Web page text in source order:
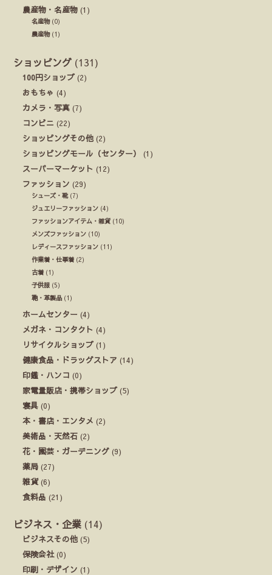
農産物・名産物 (1)
名産物(0)
農産物(1)
ショッピング (131)
100円ショップ (2)
おもちゃ (4)
カメラ・写真 (7)
コンビニ (22)
ショッピングその他 (2)
ショッピングモール（センター）
(1)
スーパーマーケット (12)
ファッション (29)
シューズ・靴(7)
ジュエリーファッション (4)
ファッションアイテム・雑貨 (10)
メンズファッション (10)
レディースファッション (11)
作業着・仕事着 (2)
古着 (1)
子供服 (5)
鞄・革製品 (1)
ホームセンター (4)
メガネ・コンタクト (4)
リサイクルショップ (1)
健康食品・ドラッグストア (14)
印鑑・ハンコ (0)
家電量販店・携帯ショップ (5)
寝具 (0)
本・書店・エンタメ (2)
美術品・天然石 (2)
花・園芸・ガーデニング (9)
薬局 (27)
雑貨(6)
食料品 (21)
ビジネス・企業 (14)
ビジネスその他 (5)
保険会社(0)
印刷・デザイン (1)